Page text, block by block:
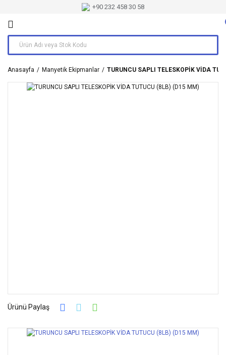
+90 232 458 30 58
Anasayfa Manyetik Ekipmanlar TURUNCU SAPLI TELESKOPİK VİDA
Ürünü Paylaş